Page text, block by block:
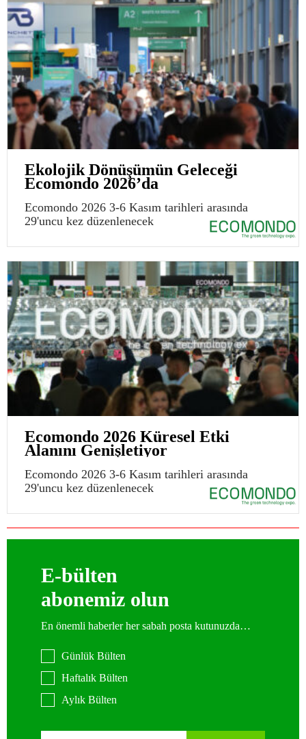
Ekolojik Dönüşümün Geleceği
Ecomondo 2026’da
Ecomondo 2026 3-6 Kasım tarihleri arasında
29'uncu kez düzenlenecek
Ecomondo 2026 Küresel Etki
Alanını Genişletiyor
Ecomondo 2026 3-6 Kasım tarihleri arasında
29'uncu kez düzenlenecek
E-bülten
abonemiz olun
En önemli haberler her sabah posta kutunuzda…
Günlük Bülten
Haftalık Bülten
Aylık Bülten